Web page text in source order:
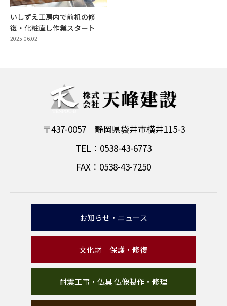
いしずえ工房内で前机の修
復・化粧直し作業スタート
2025.06.02
〒437-0057 静岡県袋井市横井115-3
TEL：0538-43-6773
FAX：0538-43-7250
お知らせ・ニュース
文化財 保護・修復
耐震工事・仏具 仏像製作・修理